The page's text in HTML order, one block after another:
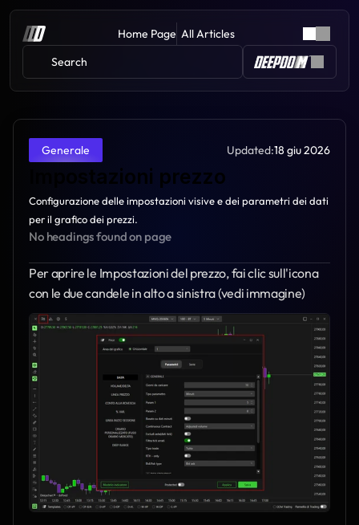
Home Page All Articles
Search
Generale Updated:18 giu 2026
Impostazioni prezzo
Configurazione delle impostazioni visive e dei parametri dei dati
per il grafico dei prezzi.
No headings found on page
Per aprire le Impostazioni del prezzo, fai clic sull'icona
con le due candele in alto a sinistra (vedi immagine)